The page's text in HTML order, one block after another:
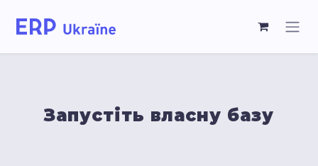
Запустіть власну базу